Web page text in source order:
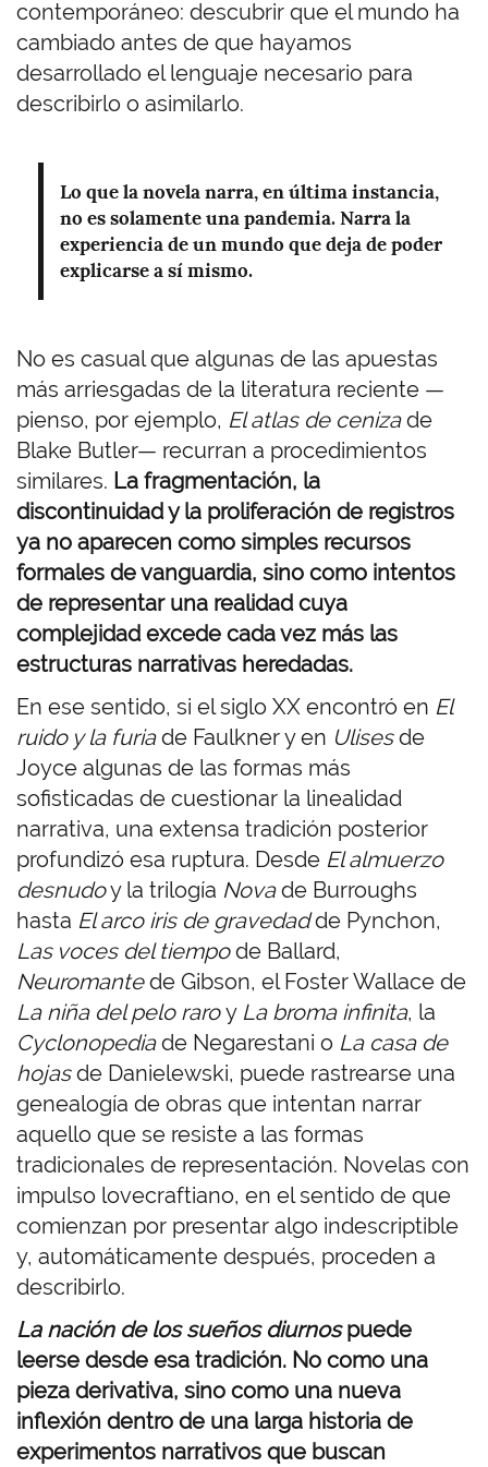
contemporáneo: descubrir que el mundo ha
cambiado antes de que hayamos
desarrollado el lenguaje necesario para
describirlo o asimilarlo.
Lo que la novela narra, en última instancia,
no es solamente una pandemia. Narra la
experiencia de un mundo que deja de poder
explicarse a sí mismo.
No es casual que algunas de las apuestas
más arriesgadas de la literatura reciente —
pienso, por ejemplo, El atlas de cenizade
Blake Butler— recurran a procedimientos
similares. La fragmentación, la
discontinuidad y la proliferación de registros
ya no aparecen como simples recursos
formales de vanguardia, sino como intentos
de representar una realidad cuya
complejidad excede cada vez más las
estructuras narrativas heredadas.
En ese sentido, si el siglo XX encontró en El
ruido y la furiade Faulkner y en Ulisesde
Joyce algunas de las formas más
sofisticadas de cuestionar la linealidad
narrativa, una extensa tradición posterior
profundizó esa ruptura. Desde El almuerzo
desnudoy la trilogía Novade Burroughs
hasta El arco iris de gravedadde Pynchon,
Las voces del tiempode Ballard,
Neuromantede Gibson, el Foster Wallace de
La niña del pelo raroy La broma infinita, la
Cyclonopediade Negarestani o La casa de
hojasde Danielewski, puede rastrearse una
genealogía de obras que intentan narrar
aquello que se resiste a las formas
tradicionales de representación. Novelas con
impulso lovecraftiano, en el sentido de que
comienzan por presentar algo indescriptible
y, automáticamente después, proceden a
describirlo.
La nación de los sueños diurnospuede
leerse desde esa tradición. No como una
pieza derivativa, sino como una nueva
inflexión dentro de una larga historia de
experimentos narrativos que buscan